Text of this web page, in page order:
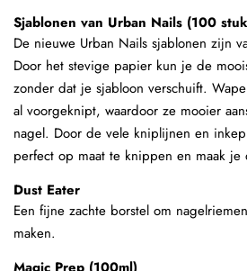
Sjablonen van Urban Nails (100
De nieuwe Urban Nails sjablonen zijn
Door het stevige papier kun je de
zonder dat je sjabloon verschuift.
al voorgeknipt, waardoor ze mooier
nagel. Door de vele kniplijnen en
perfect op maat te knippen en maak je
Dust Eater
Een fijne zachte borstel om
maken.
Magic Prep (100ml)